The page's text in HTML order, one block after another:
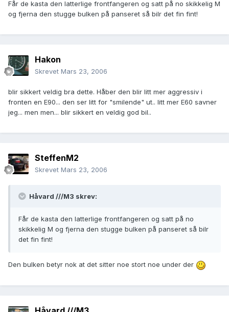
Får de kasta den latterlige frontfangeren og satt på no skikkelig M
og fjerna den stugge bulken på panseret så bilr det fin fint!
Hakon
Skrevet Mars 23, 2006
blir sikkert veldig bra dette. Håber den blir litt mer aggressiv i
fronten en E90... den ser litt for "smilende" ut.. litt mer E60 savner
jeg... men men... blir sikkert en veldig god bil..
SteffenM2
Skrevet Mars 23, 2006
Håvard ///M3 skrev:
Får de kasta den latterlige frontfangeren og satt på no
skikkelig M og fjerna den stugge bulken på panseret så bilr
det fin fint!
Den bulken betyr nok at det sitter noe stort noe under der